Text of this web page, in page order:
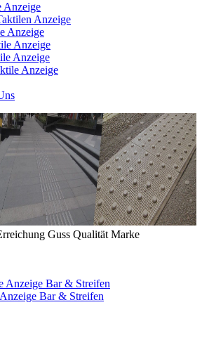
Anzeige
Anzeige
Anzeige
Anzeige
Anzeige
Anzeige
Guss Qualität Marke
Anzeige Bar & Streifen
Bar & Streifen